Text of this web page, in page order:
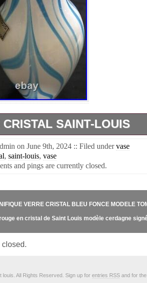
CRISTAL SAINT-LOUIS
Saint-Louis (FRANCE). Sur
turquoises. Diamètre à
les objets avec
des colis. N’hésitez
Lorsqu’il s’agit
demandez une assurance ou
dans ma
on June 9th, 2024 :: Filed undervase
, saint-louis, vase
and pings are currently closed.
VERRE CRISTAL BLEU FONCE MODELE
en cristal de Saint Louis modèle cerdagne
closed.
All Rights Reserved. Sign up for entries RSS and for